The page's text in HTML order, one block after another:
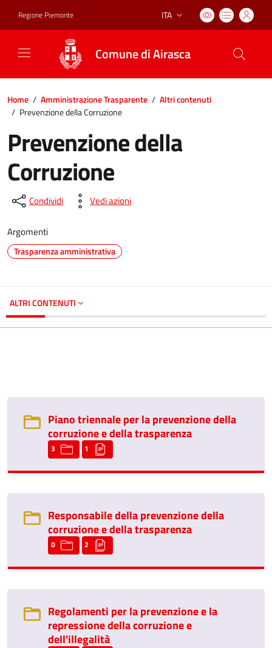
Regione Piemonte Lingua attiva:
ITA
Comune di Airasca
Home / Amministrazione Trasparente / Altri contenuti
/ Prevenzione della Corruzione
Prevenzione della
Corruzione
Condividi Vedi azioni
Argomenti
Trasparenza amministrativa
ALTRI CONTENUTI
Piano triennale per la prevenzione della
corruzione e della trasparenza
3 1
Responsabile della prevenzione della
corruzione e della trasparenza
0 2
Regolamenti per la prevenzione e la
repressione della corruzione e
dell'illegalità